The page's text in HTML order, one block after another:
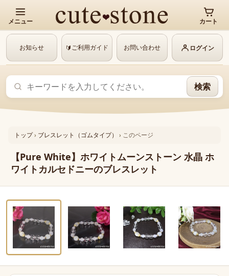
メニュー カート
お知らせ 🔰ご利用ガイド お問い合わせ ログイン
検索
トップ› ブレスレット（ゴムタイプ） › このページ
【Pure White】ホワイトムーンストーン 水晶 ホ
ワイトカルセドニーのブレスレット
‹
1 / 8